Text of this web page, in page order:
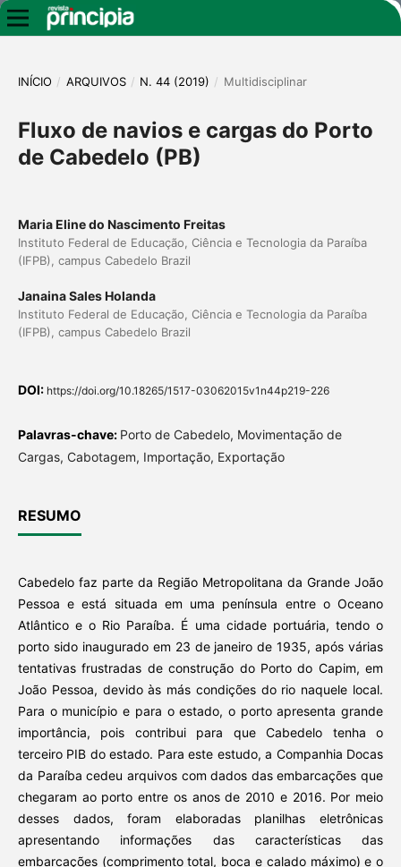
INÍCIO / ARQUIVOS / N. 44 (2019) / Multidisciplinar
Fluxo de navios e cargas do Porto
de Cabedelo (PB)
Maria Eline do Nascimento Freitas
Instituto Federal de Educação, Ciência e Tecnologia da Paraíba
(IFPB), campus Cabedelo Brazil
Janaina Sales Holanda
Instituto Federal de Educação, Ciência e Tecnologia da Paraíba
(IFPB), campus Cabedelo Brazil
DOI: https://doi.org/10.18265/1517-03062015v1n44p219-226
Palavras-chave: Porto de Cabedelo, Movimentação de
Cargas, Cabotagem, Importação, Exportação
RESUMO
Cabedelo faz parte da Região Metropolitana da Grande João
Pessoa e está situada em uma península entre o Oceano
Atlântico e o Rio Paraíba. É uma cidade portuária, tendo o
porto sido inaugurado em 23 de janeiro de 1935, após várias
tentativas frustradas de construção do Porto do Capim, em
João Pessoa, devido às más condições do rio naquele local.
Para o município e para o estado, o porto apresenta grande
importância, pois contribui para que Cabedelo tenha o
terceiro PIB do estado. Para este estudo, a Companhia Docas
da Paraíba cedeu arquivos com dados das embarcações que
chegaram ao porto entre os anos de 2010 e 2016. Por meio
desses dados, foram elaboradas planilhas eletrônicas
apresentando informações das características das
embarcações (comprimento total, boca e calado máximo) e o